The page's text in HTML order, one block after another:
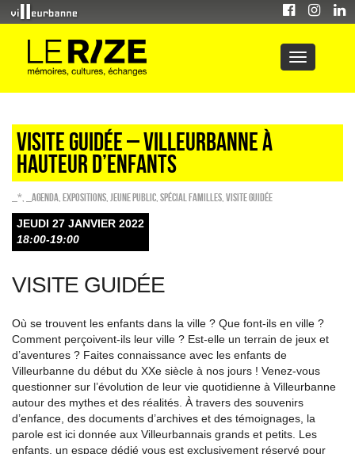
Visite guidée – villeurbanne à
hauteur d’enfants
_* _Agenda EXPOSITIONS Jeune public Spécial familles Visite guidée
JEUDI 27 JANVIER 2022
18:00-19:00
VISITE GUIDÉE
Où se trouvent les enfants dans la ville ? Que font-ils en ville ?
Comment perçoivent-ils leur ville ? Est-elle un terrain de jeux et
d’aventures ? Faites connaissance avec les enfants de
Villeurbanne du début du XXe siècle à nos jours ! Venez-vous
questionner sur l’évolution de leur vie quotidienne à Villeurbanne
autour des mythes et des réalités. À travers des souvenirs
d’enfance, des documents d’archives et des témoignages, la
parole est ici donnée aux Villeurbannais grands et petits. Les
enfants, un espace dédié vous est exclusivement réservé pour